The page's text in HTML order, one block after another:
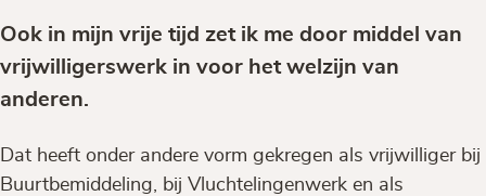
Ook in mijn vrije tijd zet ik me door middel van
vrijwilligerswerk in voor het welzijn van
anderen.
Dat heeft onder andere vorm gekregen als vrijwilliger bij
Buurtbemiddeling, bij Vluchtelingenwerk en als